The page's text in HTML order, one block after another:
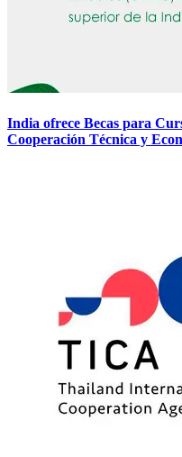
India ofrece Becas para
Cooperación Técnica y